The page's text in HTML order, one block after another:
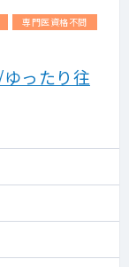
専門医資格不問
ったり往